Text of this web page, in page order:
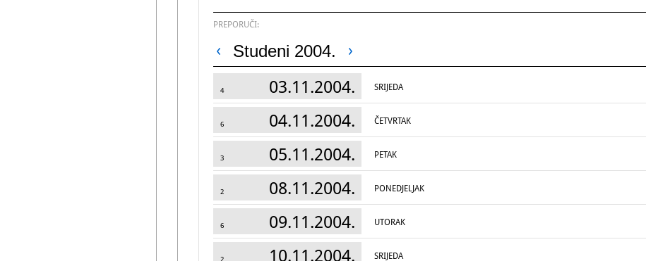
PREPORUČI:
Studeni 2004.
4 03.11.2004. SRIJEDA
6 04.11.2004. ČETVRTAK
3 05.11.2004. PETAK
2 08.11.2004. PONEDJELJAK
6 09.11.2004. UTORAK
2 10.11.2004. SRIJEDA